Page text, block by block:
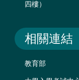
四樓）
相關連結
教育部